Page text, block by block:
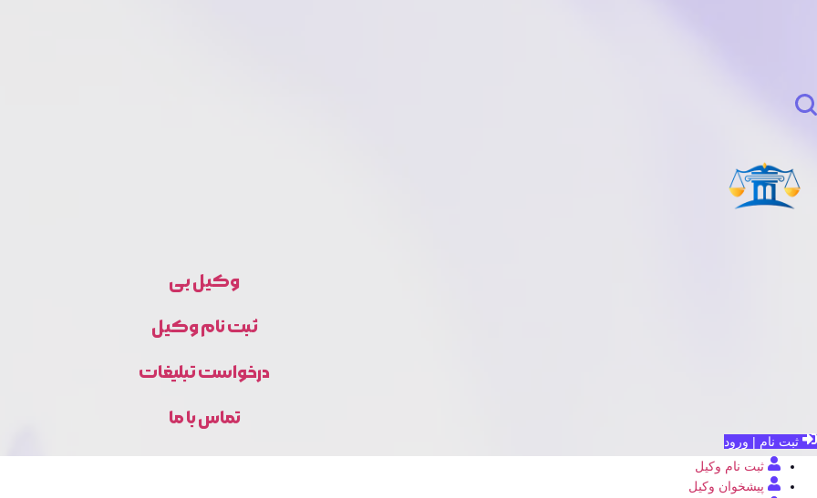
وکیل بی
ثبت نام وکیل
درخواست تبلیغات
تماس با ما
ثبت نام | ورود
ثبت نام وکیل
پیشخوان وکیل